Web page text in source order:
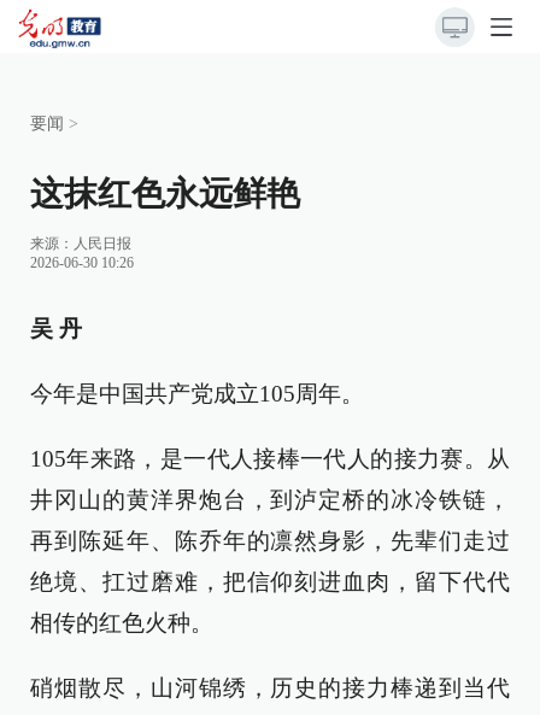
要闻 >
这抹红色永远鲜艳
来源： 人民日报
2026-06-30 10:26
吴 丹
今年是中国共产党成立105周年。
105年来路，是一代人接棒一代人的接力赛。从
井冈山的黄洋界炮台，到泸定桥的冰冷铁链，
再到陈延年、陈乔年的凛然身影，先辈们走过
绝境、扛过磨难，把信仰刻进血肉，留下代代
相传的红色火种。
硝烟散尽，山河锦绣，历史的接力棒递到当代